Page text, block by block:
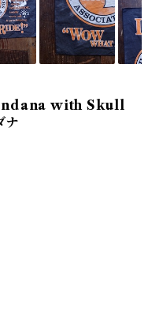
with Skull
ナ